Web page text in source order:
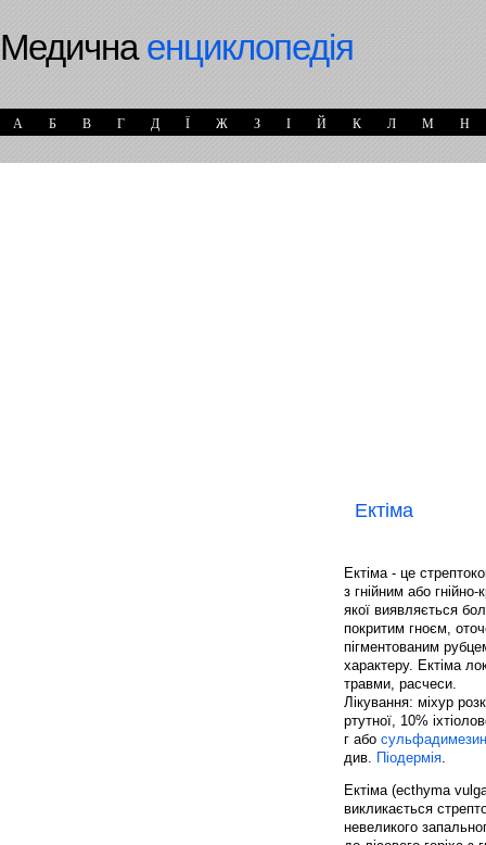
Медичнаенциклопедія
А Б В Г Д Ї Ж З І Й К Л М Н
Ектіма
Ектіма - це
з гнійним або
якої виявляється
покритим гноєм,
пігментованим
характеру. Ектіма
травми, расчеси.
Лікування: міхур
ртутної, 10%
г або сульфадимезин
див. Піодермія.
Ектіма (ecthyma
викликається
невеликого